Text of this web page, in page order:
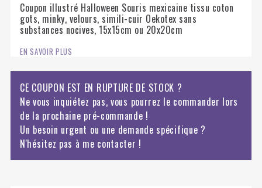
Coupon illustré Halloween Souris mexicaine tissu coton
gots, minky, velours, simili-cuir Oekotex sans
substances nocives, 15x15cm ou 20x20cm
EN SAVOIR PLUS
CE COUPON EST EN RUPTURE DE STOCK ?
Ne vous inquiétez pas, vous pourrez le commander lors
de la prochaine pré-commande !
Un besoin urgent ou une demande spécifique ?
N'hésitez pas à me contacter !